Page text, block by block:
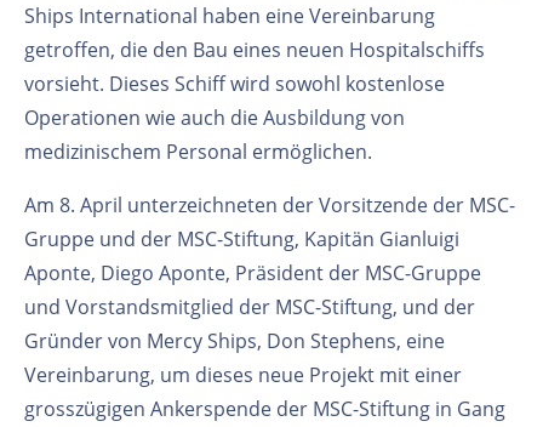
Ships International haben eine Vereinbarung
getroffen, die den Bau eines neuen Hospitalschiffs
vorsieht. Dieses Schiff wird sowohl kostenlose
Operationen wie auch die Ausbildung von
medizinischem Personal ermöglichen.
Am 8. April unterzeichneten der Vorsitzende der MSC-
Gruppe und der MSC-Stiftung, Kapitän Gianluigi
Aponte, Diego Aponte, Präsident der MSC-Gruppe
und Vorstandsmitglied der MSC-Stiftung, und der
Gründer von Mercy Ships, Don Stephens, eine
Vereinbarung, um dieses neue Projekt mit einer
grosszügigen Ankerspende der MSC-Stiftung in Gang